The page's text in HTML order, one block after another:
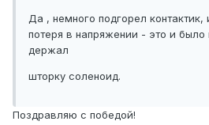
Да , немного подгорел контактик,
потеря в напряжении - это и было
держал
шторку соленоид.
Поздравляю с победой!